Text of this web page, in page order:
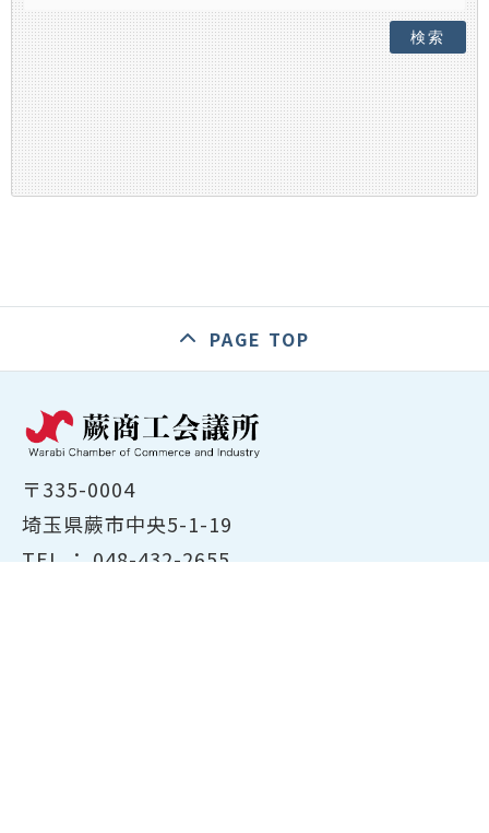
検索
PAGE TOP
〒335-0004
埼玉県蕨市中央5-1-19
TEL ： 048-432-2655